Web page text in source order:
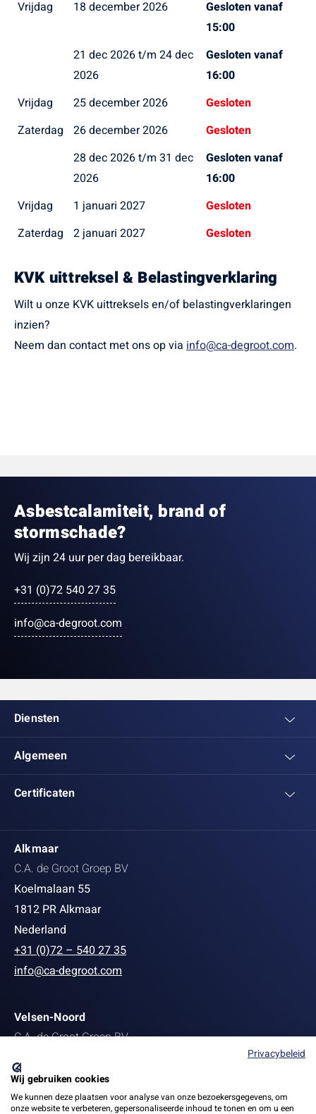
Vrijdag
18 december 2026
Gesloten vanaf
15:00
21 dec 2026 t/m 24 dec
2026
Gesloten vanaf
16:00
Vrijdag
25 december 2026
Gesloten
Zaterdag
26 december 2026
Gesloten
28 dec 2026 t/m 31 dec
2026
Gesloten vanaf
16:00
Vrijdag
1 januari 2027
Gesloten
Zaterdag
2 januari 2027 Gesloten
KVK uittreksel & Belastingverklaring
Wilt u onze KVK uittreksels en/of belastingverklaringen
inzien?
Neem dan contact met ons op via info@ca-degroot.com.
Asbestcalamiteit, brand of
stormschade?
Wij zijn 24 uur per dag bereikbaar.
+31 (0)72 540 27 35
info@ca-degroot.com
Alkmaar
C.A. de Groot Groep BV
Koelmalaan 55
1812 PR Alkmaar
Nederland
+31 (0)72 – 540 27 35
info@ca-degroot.com
Velsen-Noord
C.A. de Groot Groep BV
1951 MB Velsen-Noord
+31 (0)251 27 22 13
Diensten
Algemeen
Certificaten
Privacybeleid
Wij gebruiken cookies
We kunnen deze plaatsen voor analyse van onze bezoekersgegevens, om
onze website te verbeteren, gepersonaliseerde inhoud te tonen en om u een